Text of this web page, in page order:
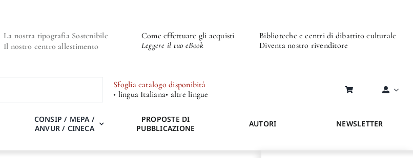
La nostra tipografia Sostenibile
Il nostro centro allestimento
Come effettuare gli acquisti
Leggere il tuo eBook
Biblioteche e centri di dibattito culturale
Diventa nostro rivenditore
Sfoglia catalogo disponibità
• lingua Italiana• altre lingue
CONSIP / MEPA /
ANVUR / CINECA
PROPOSTE DI
PUBBLICAZIONE
AUTORI NEWSLETTER